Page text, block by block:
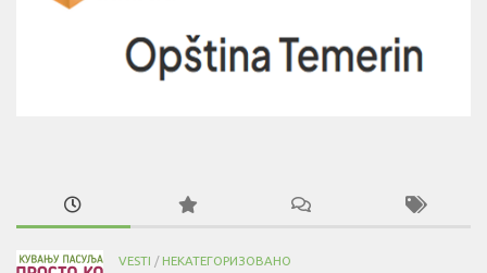
VESTI / НЕКАТЕГОРИЗОВАНО